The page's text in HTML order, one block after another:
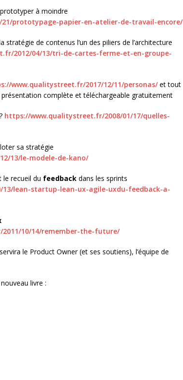
à moindre
prototypage-papier-en-atelier-de-travail-encore/
stratégie de contenus l’un des piliers de l’architecture
2012/04/13/tri-de-cartes-ferme-et-en-groupe-
www.qualitystreet.fr/2017/12/11/personas/et tout
complète et téléchargeable gratuitement
https://www.qualitystreet.fr/2008/01/17/quelles-
sa stratégie
13/le-modele-de-kano/
le recueil du feedback dans les sprints
lean-startup-lean-ux-agile-uxdu-feedback-a-
10/14/remember-the-future/
le Product Owner (et ses soutiens), l’équipe de
livre :